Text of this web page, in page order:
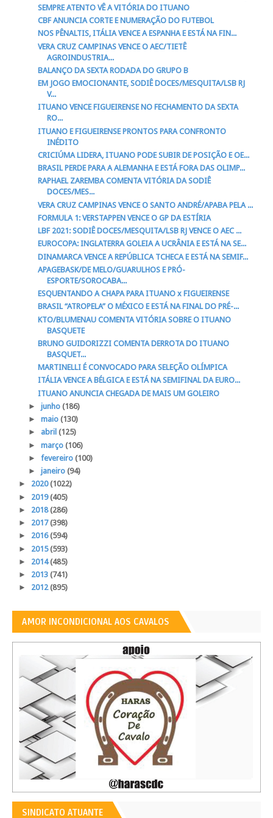
SEMPRE ATENTO VÊ A VITÓRIA DO ITUANO
CBF ANUNCIA CORTE E NUMERAÇÃO DO FUTEBOL
NOS PÊNALTIS, ITÁLIA VENCE A ESPANHA E ESTÁ NA FIN...
VERA CRUZ CAMPINAS VENCE O AEC/TIETÊ
AGROINDUSTRIA...
BALANÇO DA SEXTA RODADA DO GRUPO B
EM JOGO EMOCIONANTE, SODIÊ DOCES/MESQUITA/LSB RJ
V...
ITUANO VENCE FIGUEIRENSE NO FECHAMENTO DA SEXTA
RO...
ITUANO E FIGUEIRENSE PRONTOS PARA CONFRONTO
INÉDITO
CRICIÚMA LIDERA, ITUANO PODE SUBIR DE POSIÇÃO E OE...
BRASIL PERDE PARA A ALEMANHA E ESTÁ FORA DAS OLIMP...
RAPHAEL ZAREMBA COMENTA VITÓRIA DA SODIÊ
DOCES/MES...
VERA CRUZ CAMPINAS VENCE O SANTO ANDRÉ/APABA PELA ...
FORMULA 1: VERSTAPPEN VENCE O GP DA ESTÍRIA
LBF 2021: SODIÊ DOCES/MESQUITA/LSB RJ VENCE O AEC ...
EUROCOPA: INGLATERRA GOLEIA A UCRÂNIA E ESTÁ NA SE...
DINAMARCA VENCE A REPÚBLICA TCHECA E ESTÁ NA SEMIF...
APAGEBASK/DE MELO/GUARULHOS E PRÓ-
ESPORTE/SOROCABA...
ESQUENTANDO A CHAPA PARA ITUANO x FIGUEIRENSE
BRASIL “ATROPELA” O MÉXICO E ESTÁ NA FINAL DO PRÉ-...
KTO/BLUMENAU COMENTA VITÓRIA SOBRE O ITUANO
BASQUETE
BRUNO GUIDORIZZI COMENTA DERROTA DO ITUANO
BASQUET...
MARTINELLI É CONVOCADO PARA SELEÇÃO OLÍMPICA
ITÁLIA VENCE A BÉLGICA E ESTÁ NA SEMIFINAL DA EURO...
ITUANO ANUNCIA CHEGADA DE MAIS UM GOLEIRO
► junho (186)
► maio (130)
► abril (125)
► março (106)
► fevereiro (100)
► janeiro (94)
► 2020(1022)
► 2019(405)
► 2018(286)
► 2017(398)
► 2016(594)
► 2015(593)
► 2014(485)
► 2013 (741)
► 2012(895)
AMOR INCONDICIONAL AOS CAVALOS
SINDICATO ATUANTE